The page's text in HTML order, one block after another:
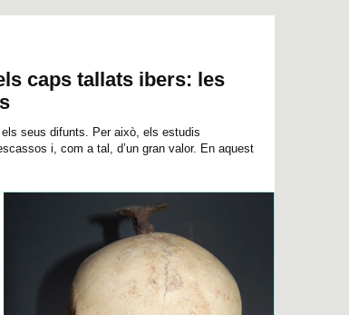
caps tallats ibers: les
seus difunts. Per això, els estudis
i, com a tal, d’un gran valor. En aquest